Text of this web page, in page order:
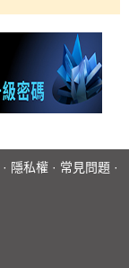
· 隱私權 · 常見問題 ·